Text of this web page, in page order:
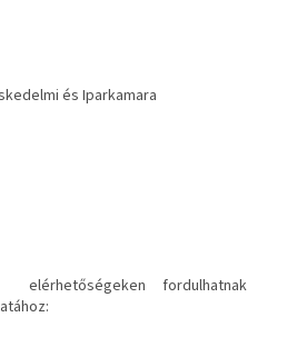
és Iparkamara
fordulhatnak